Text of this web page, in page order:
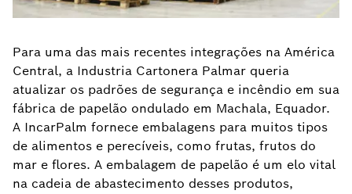
Para uma das mais recentes integrações na América
Central, a Industria Cartonera Palmar queria
atualizar os padrões de segurança e incêndio em sua
fábrica de papelão ondulado em Machala, Equador.
A IncarPalm fornece embalagens para muitos tipos
de alimentos e perecíveis, como frutas, frutos do
mar e flores. A embalagem de papelão é um elo vital
na cadeia de abastecimento desses produtos,